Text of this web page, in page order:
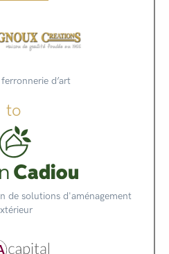
d’art
to
de solutions d'aménagement